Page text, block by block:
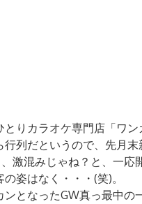
りカラオケ専門店「ワン
列だというので、先月末
激混みじゃね？と、一
姿はなく・・・(笑)。
となったGW真っ最中の